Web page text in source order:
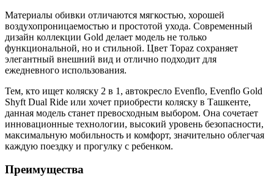
Материалы обивки отличаются мягкостью, хорошей
воздухопроницаемостью и простотой ухода. Современный
дизайн коллекции Gold делает модель не только
функциональной, но и стильной. Цвет Topaz сохраняет
элегантный внешний вид и отлично подходит для
ежедневного использования.
Тем, кто ищет коляску 2 в 1, автокресло Evenflo, Evenflo Gold
Shyft Dual Ride или хочет приобрести коляску в Ташкенте,
данная модель станет превосходным выбором. Она сочетает
инновационные технологии, высокий уровень безопасности,
максимальную мобильность и комфорт, значительно облегчая
каждую поездку и прогулку с ребенком.
Преимущества